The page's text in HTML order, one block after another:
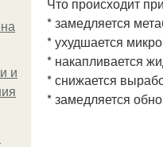
и
* замедляется
* ухудшается
* накапливается
* снижается
* замедляется